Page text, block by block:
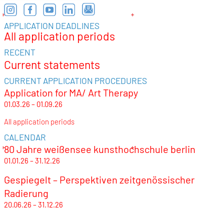
APPLICATION DEADLINES
All application periods
RECENT
Current statements
CURRENT APPLICATION PROCEDURES
Application for MA/ Art Therapy
01.03.26 – 01.09.26
All application periods
CALENDAR
80 Jahre weißensee kunsthochschule berlin
01.01.26 – 31.12.26
Gespiegelt – Perspektiven zeitgenössischer
Radierung
20.06.26 – 31.12.26